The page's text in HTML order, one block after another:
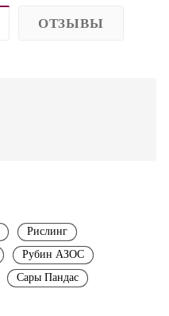
ОТЗЫВЫ
Рислинг
Рубин АЗОС
Сары Пандас